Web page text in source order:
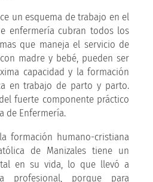
un esquema de trabajo en el
enfermería cubran todos los
que maneja el servicio de
madre y bebé, pueden ser
capacidad y la formación
en trabajo de parto y parto.
fuerte componente práctico
de Enfermería.
formación humano-cristiana
de Manizales tiene un
en su vida, lo que llevó a
profesional, porque para